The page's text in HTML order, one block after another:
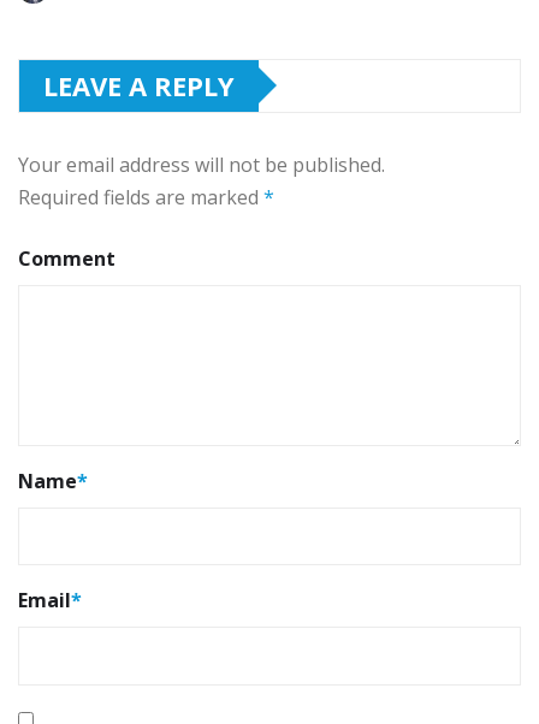
LEAVE A REPLY
Your email address will not be published.
Required fields are marked *
Comment
Name*
Email*